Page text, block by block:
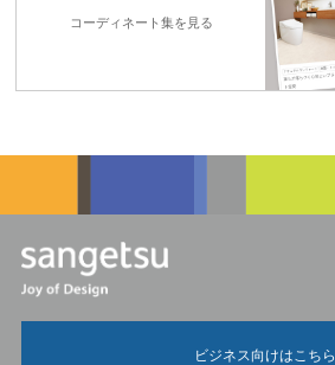
コーディネート集を見る
ビジネス向けはこちら